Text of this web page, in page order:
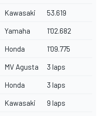
Kawasaki 53.619
Yamaha 1'02.682
Honda 1'09.775
MV Agusta 3 laps
Honda 3 laps
Kawasaki 9 laps